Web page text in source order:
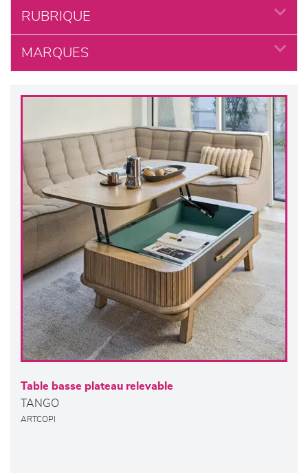
RUBRIQUE
MARQUES
Table basse plateau relevable
TANGO
ARTCOPI